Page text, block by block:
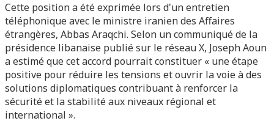
Cette position a été exprimée lors d'un entretien
téléphonique avec le ministre iranien des Affaires
étrangères, Abbas Araqchi. Selon un communiqué de la
présidence libanaise publié sur le réseau X, Joseph Aoun
a estimé que cet accord pourrait constituer « une étape
positive pour réduire les tensions et ouvrir la voie à des
solutions diplomatiques contribuant à renforcer la
sécurité et la stabilité aux niveaux régional et
international ».